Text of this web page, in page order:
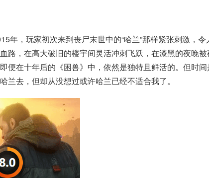
年，玩家初次来到丧尸末世中的“哈兰”那样紧张刺激，令
路，在高大破旧的楼宇间灵活冲刺飞跃，在漆黑的夜晚被
在十年后的《困兽》中，依然是独特且鲜活的。但时间
去，但却从没想过或许哈兰已经不适合我了。